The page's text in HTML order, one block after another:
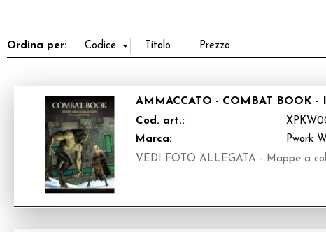
Ordina per:
AMMACCATO - COMBAT BOOK -
Cod. art.:
Marca:
Pwork
VEDI FOTO ALLEGATA - Mappe a